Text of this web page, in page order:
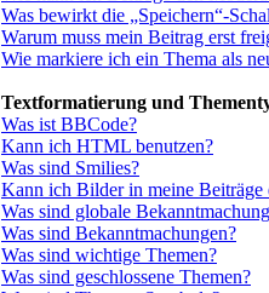
Was bewirkt die „Speichern“-
Warum muss mein Beitrag erst
Wie markiere ich ein Thema als
Textformatierung und
Was ist BBCode?
Kann ich HTML benutzen?
Was sind Smilies?
Kann ich Bilder in meine Beiträge
Was sind globale
Was sind Bekanntmachungen?
Was sind wichtige Themen?
Was sind geschlossene Themen?